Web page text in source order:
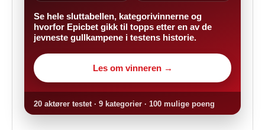
Se hele sluttabellen, kategorivinnerne og
hvorfor Epicbet gikk til topps etter en av de
jevneste gullkampene i testens historie.
Les om vinneren →
20 aktører testet · 9 kategorier · 100 mulige poeng